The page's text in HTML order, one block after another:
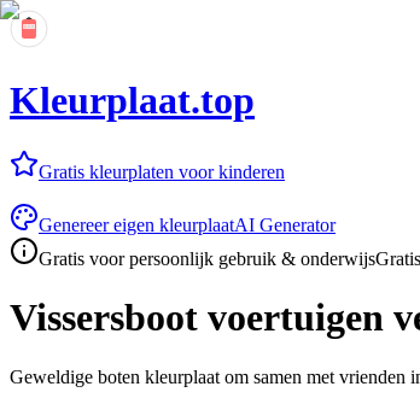
Kleurplaat.top
Gratis kleurplaten voor kinderen
Genereer eigen kleurplaatAI Generator
Gratis voor persoonlijk gebruik & onderwijs
Vissersboot voertuigen
Geweldige boten kleurplaat om samen met vrienden